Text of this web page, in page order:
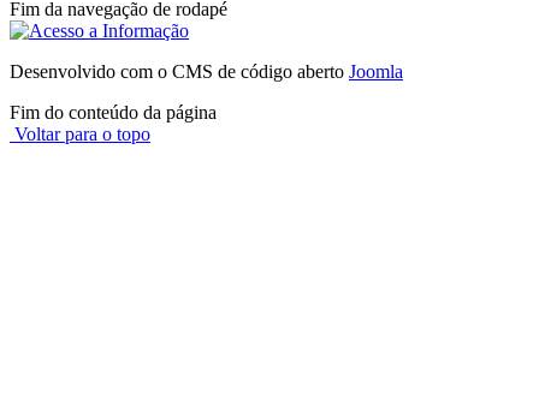
Fim da navegação de rodapé
Desenvolvido com o CMS de código aberto Joomla
Fim do conteúdo da página
Voltar para o topo